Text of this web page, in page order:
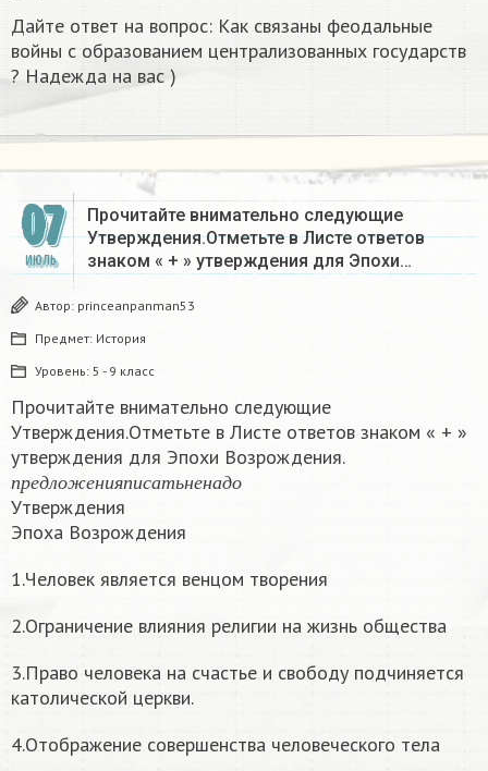
Дайте ответ на вопрос: Как связаны феодальные
войны с образованием централизованных государств
? Надежда на вас )​
07
ИЮЛЬ
Прочитайте внимательно следующие
Утверждения.Отметьте в Листе ответов
знаком « + » утверждения для Эпохи…
Автор: princeanpanman53
Предмет: История
Уровень: 5 - 9 класс
Прочитайте внимательно следующие
Утверждения.Отметьте в Листе ответов знаком « + »
утверждения для Эпохи Возрождения.
п р е дл о ж е н ияп и с а т ьн е н а д о
предложен ияп исатьненадо
Утверждения
Эпоха Возрождения
1.Человек является венцом творения
2.Ограничение влияния религии на жизнь общества
3.Право человека на счастье и свободу подчиняется
католической церкви.
4.Отображение совершенства человеческого тела